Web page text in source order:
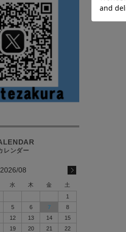
2026/08
水 木 金
土
1
5 6 7
8
12 13 14
15
19 20 21
22